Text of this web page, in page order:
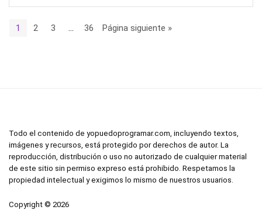
1 2 3 36 Página siguiente »
Todo el contenido de yopuedoprogramar.com, incluyendo textos,
imágenes y recursos, está protegido por derechos de autor. La
reproducción, distribución o uso no autorizado de cualquier material
de este sitio sin permiso expreso está prohibido. Respetamos la
propiedad intelectual y exigimos lo mismo de nuestros usuarios.
Copyright © 2026